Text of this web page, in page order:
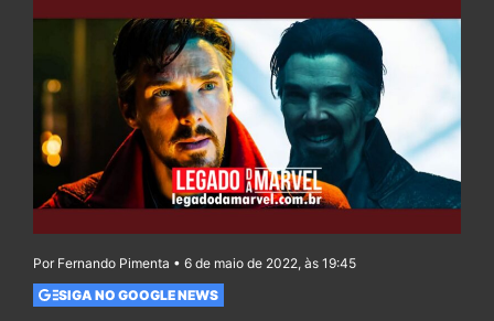
Por Fernando Pimenta • 6 de maio de 2022, às 19:45
SIGA NO GOOGLE NEWS